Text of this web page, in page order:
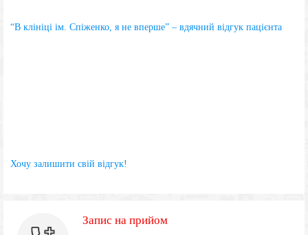
“В клініці ім. Спіженко, я не вперше” – вдячний відгук пацієнта
Хочу залишити свій відгук!
Запис на прийом